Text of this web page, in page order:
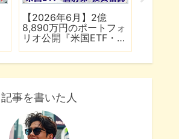
【2026年6月】2億
8,890万円のポートフォ
リオ公開『米国ETF・個
記事を書いた人